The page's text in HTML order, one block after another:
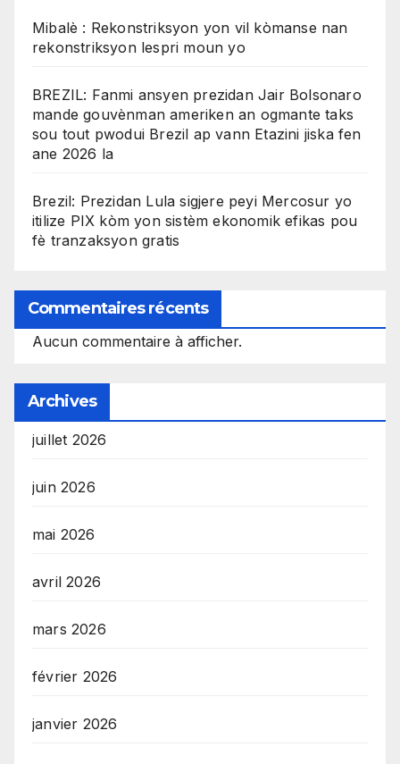
Mibalè : Rekonstriksyon yon vil kòmanse nan
rekonstriksyon lespri moun yo
BREZIL: Fanmi ansyen prezidan Jair Bolsonaro
mande gouvènman ameriken an ogmante taks
sou tout pwodui Brezil ap vann Etazini jiska fen
ane 2026 la
Brezil: Prezidan Lula sigjere peyi Mercosur yo
itilize PIX kòm yon sistèm ekonomik efikas pou
fè tranzaksyon gratis
Commentaires récents
Aucun commentaire à afficher.
Archives
juillet 2026
juin 2026
mai 2026
avril 2026
mars 2026
février 2026
janvier 2026